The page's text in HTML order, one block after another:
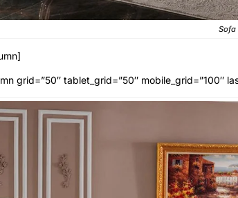
Sofa
grid=”50″ tablet_grid=”50″ mobile_grid=”100″